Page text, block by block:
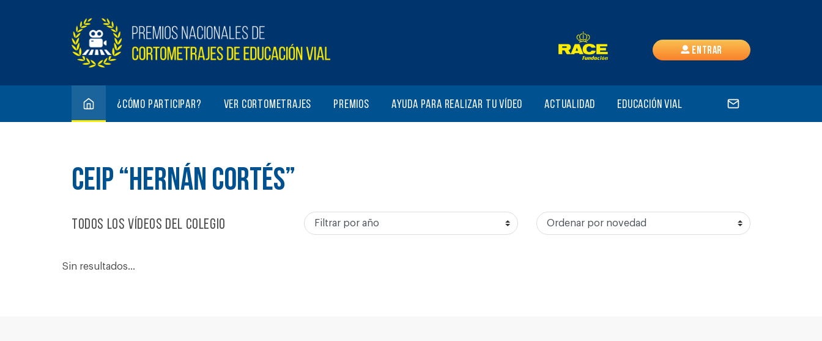
Entrar
¿Cómo participar? Ver cortometrajes Premios Ayuda para realizar tu vídeo Actualidad Educación vial
CEIP “HERNÁN CORTÉS”
Todos los vídeos del colegio
Sin resultados...